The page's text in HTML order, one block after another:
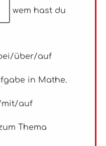
wem hast du
über/auf
in Mathe.
mit/auf
Thema